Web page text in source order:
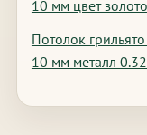
10 мм цвет золото
Потолок
10 мм металл